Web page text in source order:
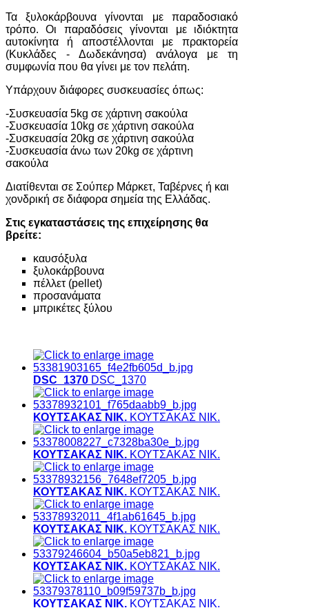
Τα ξυλοκάρβουνα γίνονται με παραδοσιακό
τρόπο. Οι παραδόσεις γίνονται με ιδιόκτητα
αυτοκίνητα ή αποστέλλονται με πρακτορεία
(Κυκλάδες - Δωδεκάνησα) ανάλογα με τη
συμφωνία που θα γίνει με τον πελάτη.
Υπάρχουν διάφορες συσκευασίες όπως:
-Συσκευασία 5kg σε χάρτινη σακούλα
-Συσκευασία 10kg σε χάρτινη σακούλα
-Συσκευασία 20kg σε χάρτινη σακούλα
-Συσκευασία άνω των 20kg σε χάρτινη
σακούλα
Διατίθενται σε Σούπερ Μάρκετ, Ταβέρνες ή και
χονδρική σε διάφορα σημεία της Ελλάδας.
Στις εγκαταστάσεις της επιχείρησης θα
βρείτε:
καυσόξυλα
ξυλοκάρβουνα
πέλλετ (pellet)
προσανάματα
μπρικέτες ξύλου
DSC_1370 DSC_1370
ΚΟΥΤΣΑΚΑΣ ΝΙΚ. ΚΟΥΤΣΑΚΑΣ ΝΙΚ.
ΚΟΥΤΣΑΚΑΣ ΝΙΚ. ΚΟΥΤΣΑΚΑΣ ΝΙΚ.
ΚΟΥΤΣΑΚΑΣ ΝΙΚ. ΚΟΥΤΣΑΚΑΣ ΝΙΚ.
ΚΟΥΤΣΑΚΑΣ ΝΙΚ. ΚΟΥΤΣΑΚΑΣ ΝΙΚ.
ΚΟΥΤΣΑΚΑΣ ΝΙΚ. ΚΟΥΤΣΑΚΑΣ ΝΙΚ.
ΚΟΥΤΣΑΚΑΣ ΝΙΚ. ΚΟΥΤΣΑΚΑΣ ΝΙΚ.